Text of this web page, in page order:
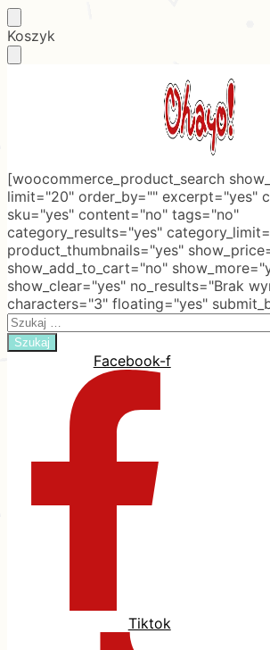
Skip
to
Skip
to
Koszyk
[woocommerce_product_search
limit="20" order_by="" excerpt="yes"
sku="yes" content="no" tags="no"
category_results="yes"
product_thumbnails="yes"
show_add_to_cart="no"
show_clear="yes" no_results="Brak
characters="3" floating="yes"
Search
for:
Facebook-f
Tiktok